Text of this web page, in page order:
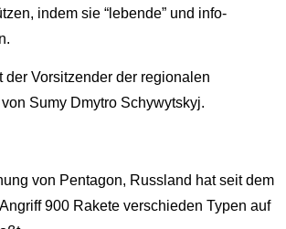
indem sie “lebende” und info-
der Vorsitzender der regionalen
Sumy Dmytro Schywytskyj.
von Pentagon, Russland hat seit dem
900 Rakete verschieden Typen auf